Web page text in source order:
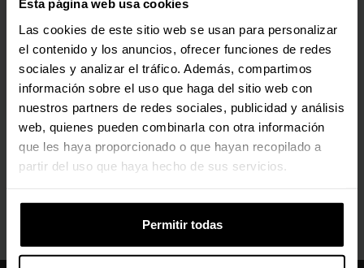
Esta página web usa cookies
Las cookies de este sitio web se usan para personalizar
el contenido y los anuncios, ofrecer funciones de redes
sociales y analizar el tráfico. Además, compartimos
información sobre el uso que haga del sitio web con
nuestros partners de redes sociales, publicidad y análisis
web, quienes pueden combinarla con otra información
que les haya proporcionado o que hayan recopilado a
partir del uso que haya hecho de sus servicios.
Permitir todas
1377,10 €
Con IVA
Hacer pre-reserva
Con IVA
Por encargo